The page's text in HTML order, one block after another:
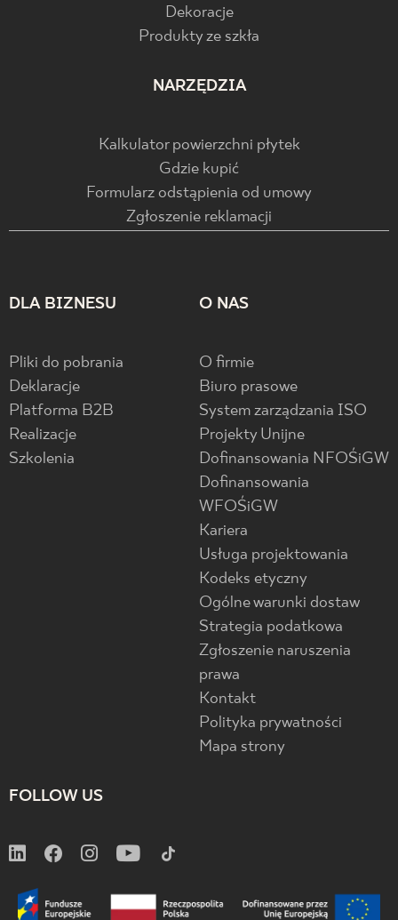
Dekoracje
Produkty ze szkła
NARZĘDZIA
Kalkulator powierzchni płytek
Gdzie kupić
Formularz odstąpienia od umowy
Zgłoszenie reklamacji
DLA BIZNESU
Pliki do pobrania
Deklaracje
Platforma B2B
Realizacje
Szkolenia
O NAS
O firmie
Biuro prasowe
System zarządzania ISO
Projekty Unijne
Dofinansowania NFOŚiGW
Dofinansowania
WFOŚiGW
Kariera
Usługa projektowania
Kodeks etyczny
Ogólne warunki dostaw
Strategia podatkowa
Zgłoszenie naruszenia
prawa
Kontakt
Polityka prywatności
Mapa strony
FOLLOW US